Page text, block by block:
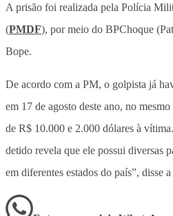
A prisão foi realizada pela Polícia
(PMDF), por meio do BPChoque
Bope.
De acordo com a PM, o golpista já
em 17 de agosto deste ano, no
de R$ 10.000 e 2.000 dólares à
detido revela que ele possui diversas
em diferentes estados do país”, disse